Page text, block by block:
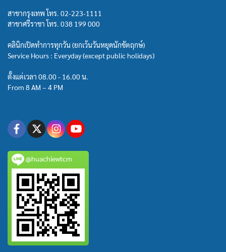
สาขากรุงเทพ โทร. 02-223-1111
สาขาศรีราชา โทร. 038 199 000
คลินิกเปิดทำการทุกวัน (ยกเว้นวันหยุดนักขัตฤกษ์)
Service Hours : Everyday (except public holidays)
ตั้งแต่เวลา 08.00 - 16.00 น.
From 8 AM – 4 PM
@huachiewtcm